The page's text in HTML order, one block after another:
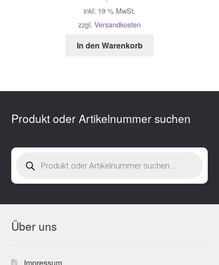
inkl. 19 % MwSt.
zzgl. Versandkosten
In den Warenkorb
Produkt oder Artikelnummer suchen
search
Über uns
Impressum